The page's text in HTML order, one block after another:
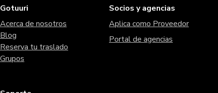
Gotuuri
Acerca de nosotros
Blog
Reserva tu traslado
Grupos
Socios y agencias
Aplica como Proveedor
Portal de agencias